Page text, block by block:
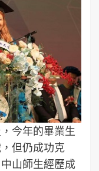
今年的畢業生
但仍成功克
山師生經歷成